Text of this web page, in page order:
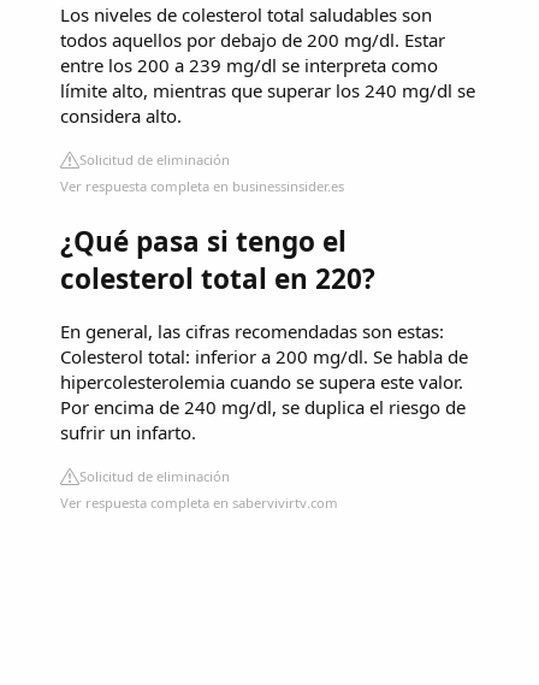
Los niveles de colesterol total saludables son
todos aquellos por debajo de 200 mg/dl. Estar
entre los 200 a 239 mg/dl se interpreta como
límite alto, mientras que superar los 240 mg/dl se
considera alto.
Solicitud de eliminación
Ver respuesta completa en businessinsider.es
¿Qué pasa si tengo el
colesterol total en 220?
En general, las cifras recomendadas son estas:
Colesterol total: inferior a 200 mg/dl. Se habla de
hipercolesterolemia cuando se supera este valor.
Por encima de 240 mg/dl, se duplica el riesgo de
sufrir un infarto.
Solicitud de eliminación
Ver respuesta completa en sabervivirtv.com